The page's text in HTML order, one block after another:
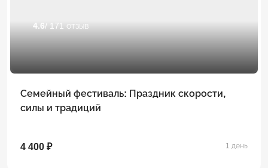
4.6/ 171 отзыв
Семейный фестиваль: Праздник скорости,
силы и традиций
4 400 ₽ 1 день